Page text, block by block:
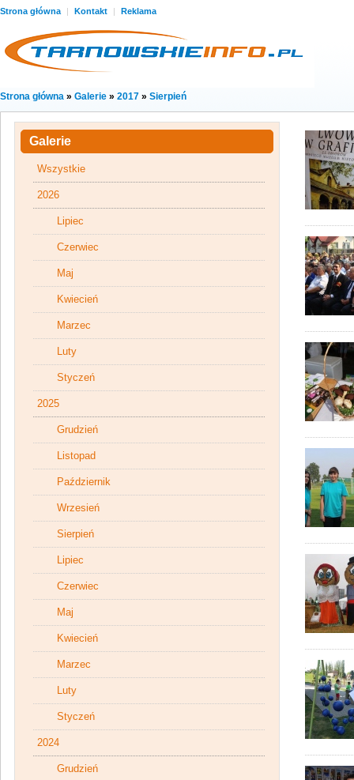
Strona główna | Kontakt | Reklama
Strona główna » Galerie » 2017 » Sierpień
Galerie
Wszystkie
2026
Lipiec
Czerwiec
Maj
Kwiecień
Marzec
Luty
Styczeń
2025
Grudzień
Listopad
Październik
Wrzesień
Sierpień
Lipiec
Czerwiec
Maj
Kwiecień
Marzec
Luty
Styczeń
2024
Grudzień